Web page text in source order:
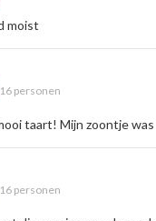
moist
16 personen
taart! Mijn zoontje
16 personen